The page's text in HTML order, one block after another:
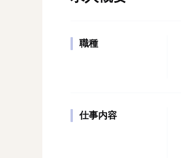
職種
仕事内容